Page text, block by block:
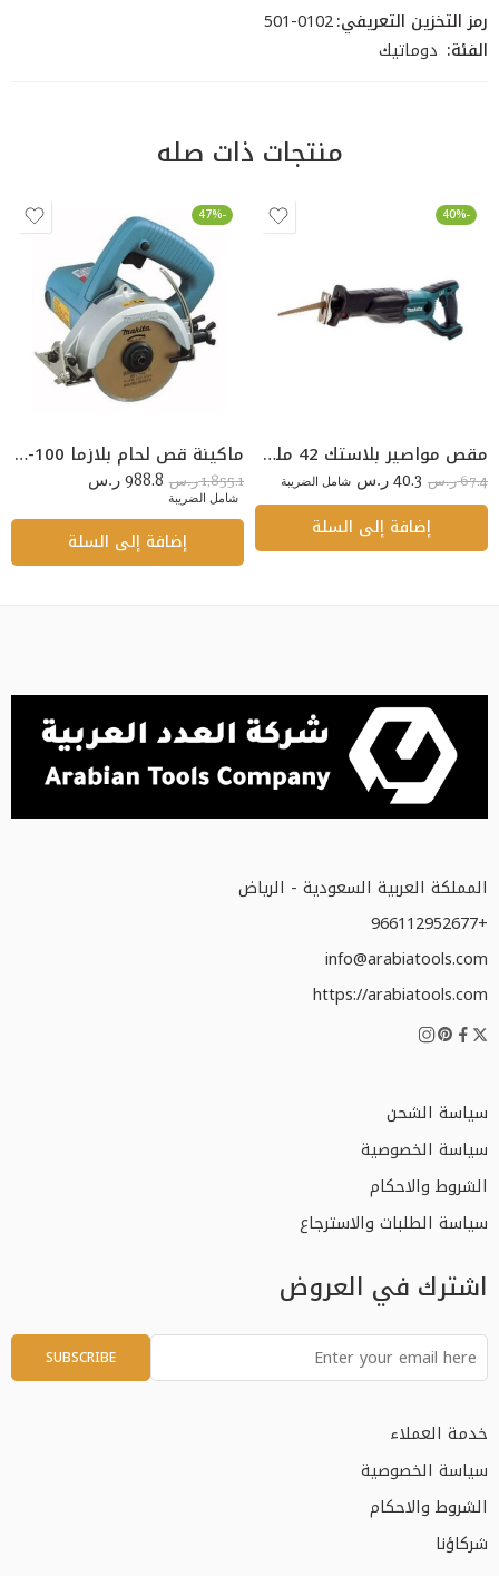
رمز التخزين التعريفي:501-0102
الفئة: دوماتيك
منتجات ذات صله
-40%
مقص مواصير بلاستك 42 ملي دون شون 30179803003
67.4 ر.س 40.3 ر.س شامل الضريبة
إضافة إلى السلة
-47%
ماكينة قص لحام بلازما CUT-100
1,855.1 ر.س 988.8 ر.س
شامل الضريبة
إضافة إلى السلة
المملكة العربية السعودية - الرياض
+966112952677
info@arabiatools.com
https://arabiatools.com
سياسة الشحن
سياسة الخصوصية
الشروط والاحكام
سياسة الطلبات والاسترجاع
اشترك في العروض
خدمة العملاء
سياسة الخصوصية
الشروط والاحكام
شركاؤنا